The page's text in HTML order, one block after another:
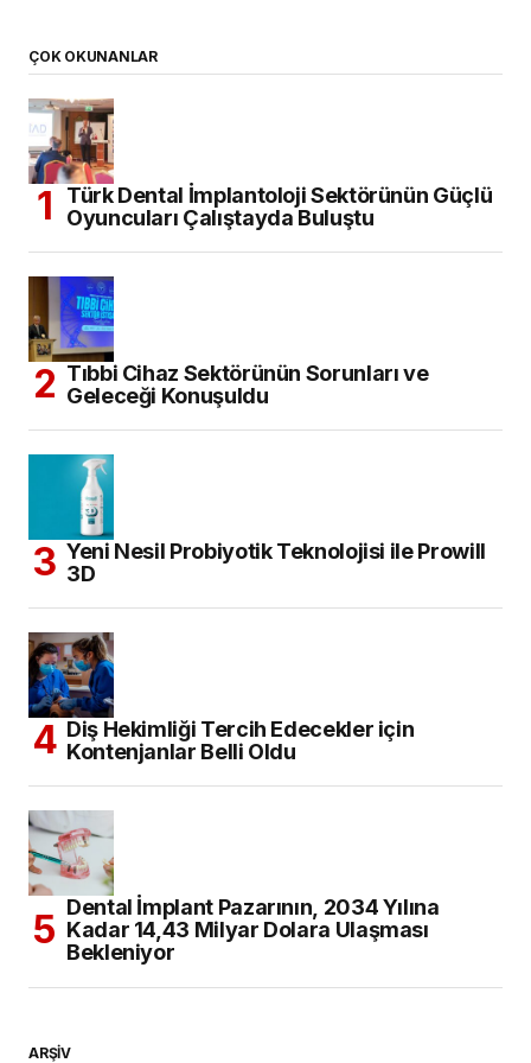
ÇOK OKUNANLAR
Türk Dental İmplantoloji Sektörünün Güçlü
Oyuncuları Çalıştayda Buluştu
Tıbbi Cihaz Sektörünün Sorunları ve
Geleceği Konuşuldu
Yeni Nesil Probiyotik Teknolojisi ile Prowill
3D
Diş Hekimliği Tercih Edecekler için
Kontenjanlar Belli Oldu
Dental İmplant Pazarının, 2034 Yılına
Kadar 14,43 Milyar Dolara Ulaşması
Bekleniyor
ARŞİV